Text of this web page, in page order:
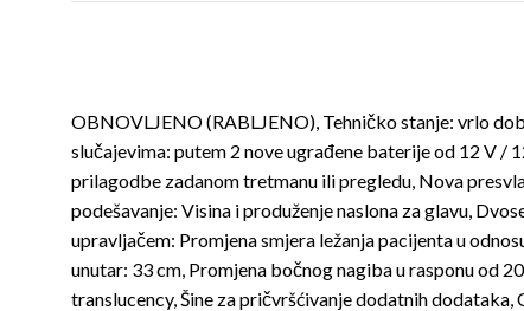
OBNOVLJENO (RABLJENO), Tehničko stanje: vrlo
slučajevima: putem 2 nove ugrađene baterije od 12 V /
prilagodbe zadanom tretmanu ili pregledu, Nova
podešavanje: Visina i produženje naslona za glavu,
upravljačem: Promjena smjera ležanja pacijenta u
unutar: 33 cm, Promjena bočnog nagiba u rasponu od
translucency, Šine za pričvršćivanje dodatnih